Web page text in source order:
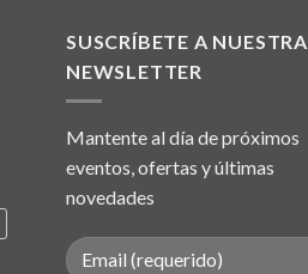
SUSCRÍBETE A NUESTRA
NEWSLETTER
Mantente al día de próximos
eventos, ofertas y últimas
novedades